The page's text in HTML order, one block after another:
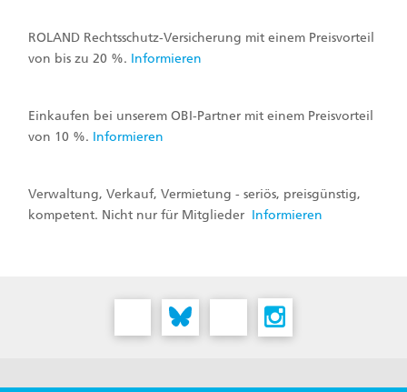
ROLAND Rechtsschutz-Versicherung mit einem Preisvorteil
von bis zu 20 %. Informieren
Einkaufen bei unserem OBI-Partner mit einem Preisvorteil
von 10 %. Informieren
Verwaltung, Verkauf, Vermietung - seriös, preisgünstig,
kompetent. Nicht nur für Mitglieder Informieren